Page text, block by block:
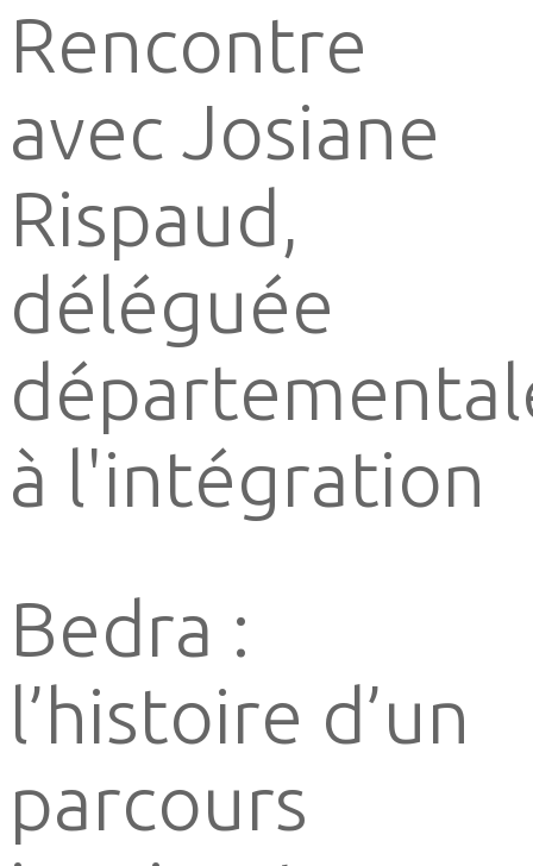
Rencontre
avec Josiane
Rispaud,
déléguée
à l'intégration
Bedra :
l’histoire d’un
parcours